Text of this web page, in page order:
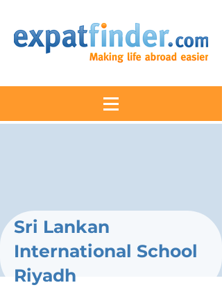
Sri Lankan
International School
Riyadh